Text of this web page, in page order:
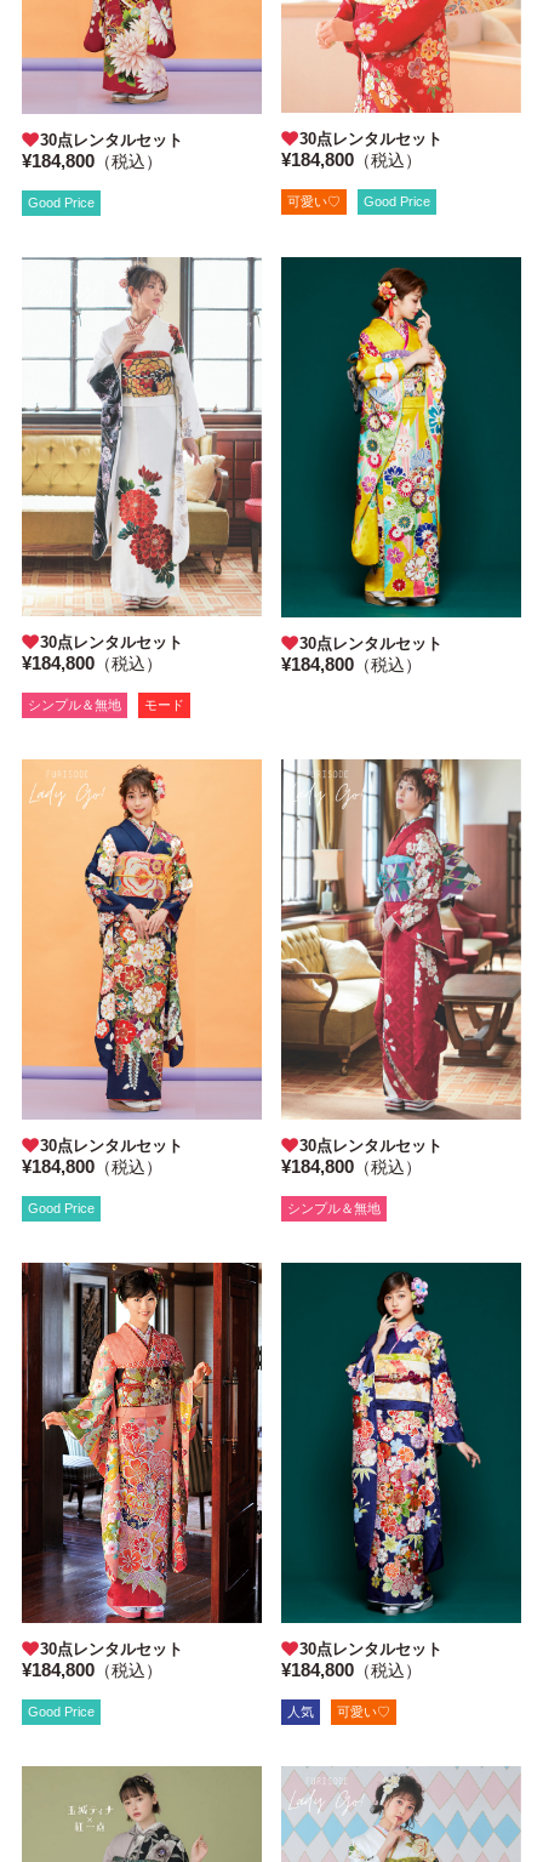
30点レンタルセット
¥184,800（税込）
Good Price
30点レンタルセット
¥184,800 （税込）
可愛い♡ Good Price
30点レンタルセット
¥184,800（税込）
シンプル＆無地 モード
30点レンタルセット
¥184,800 （税込）
30点レンタルセット
¥184,800（税込）
Good Price
30点レンタルセット
¥184,800 （税込）
シンプル＆無地
30点レンタルセット
¥184,800（税込）
Good Price
30点レンタルセット
¥184,800 （税込）
人気 可愛い♡